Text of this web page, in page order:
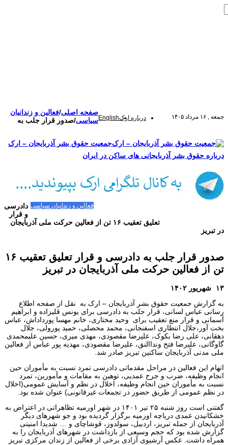
جمعه , ۱۶ مرداد ۱۴۰۵ درباره ارکEnglish
جمعیت حقوق بشر آذربایجان – ارک
درباره حقوق بشر آذربایجانی های ساکن در ایران
فعالین و زندانیان سیاسی
صفحه اصلی/فعالین و زندانیان
سیاسی/صدور قرار جلب به
دادرسی
و قرار
تعلیق تعقیب ۱۶ تن از فعالین حرکت ملی آذربایجان
در تبریز
صدور قرار جلب به دادرسی و قرار تعلیق تعقیب ۱۶
تن از فعالین حرکت ملی آذربایجان در تبریز
۱۳ شهریور ۱۴۰۲
به گزارش جمعیت حقوق بشر آذربایجان – ارک به نقل از صفحه اطلاع
رسانی عباس لسانی، قرار جلب به دادرسی برای یونس قلیزاده و ابراهیم
آسمانی و قرار منع تعقیب برای وحید مختاری، خانم مهسا پورداداش، عباس
بخت آور،جلال انتظاری اسفنجانی، محمد محصلی، حمید پورولی، جلال
دهقانی، علی رضا بکوک، علیرضا مقصودی، مهدی میری، حسین علیمحمدی
گاوگانی، علیرضا فتح ونداالنق، علیرضا مقصودی، مهدیه پور عباس از فعالین
ملی مدنی آذربایجان ساکنین تبریز صادر شد.
اتهام این فعالین در مراحل مقدماتی دادرسی تمرد نسبت به مأموران حین
انجام وظیفه، ضرب و جرح عمدیی، توهین به مقامات و مأمورین، تمرد
نسبت به مأموران حین انجام وظیفه، اخلال در نظم و آسایش عمومی(اخلال
در نظم عمومی از طریق حضور در تجمعات غیرقانونی) عنوان شده بود.
گفتنی است روز شنبه ۲۵ تیر ۱۴۰۱ در شهر اورمیه تظاهراتی در اعتراض به
خشکانیدن‌ عمدی دریاچه اورمیه برگزار گردیده بود و جو‌ شهرهای دیگر
آذربایجان از جمله تبریز، اردبیل، سولدوز، قوشاچای و … شدیدا امنیتی
گزارش شده بود که حجم وسیعی از بازداشت در شهرهای آذربایجان را به
همراه داشت. عکس آرشیوی آزادی برخی از فعالین از زندان مرکزی تبریز